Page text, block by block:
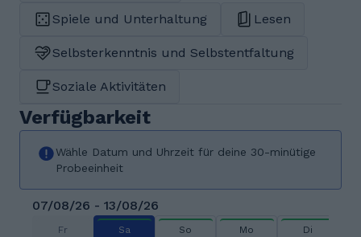
Spiele und Unterhaltung Lesen
Selbsterkenntnis und Selbstentfaltung
Soziale Aktivitäten
Verfügbarkeit
Wähle Datum und Uhrzeit für deine 30-minütige
Probeeinheit
07/08/26 - 13/08/26
Fr Sa So Mo Di